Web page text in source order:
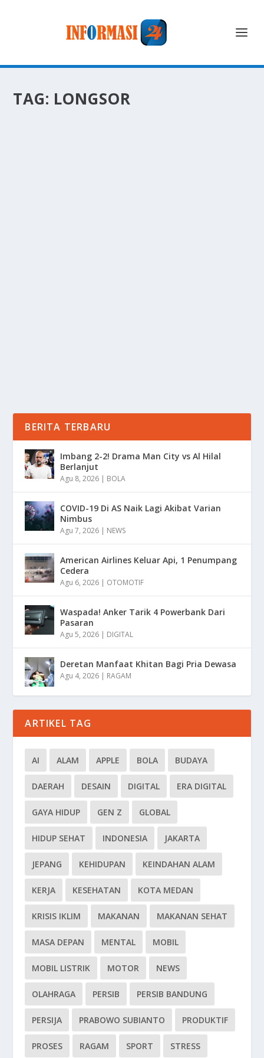
TAG: LONGSOR
BERITA TERBARU
Imbang 2-2! Drama Man City vs Al Hilal
Berlanjut
Agu 8, 2026 | BOLA
COVID-19 Di AS Naik Lagi Akibat Varian
Nimbus
Agu 7, 2026 | NEWS
American Airlines Keluar Api, 1 Penumpang
Cedera
Agu 6, 2026 | OTOMOTIF
Waspada! Anker Tarik 4 Powerbank Dari
Pasaran
Agu 5, 2026 | DIGITAL
Deretan Manfaat Khitan Bagi Pria Dewasa
Agu 4, 2026 | RAGAM
ARTIKEL TAG
AI ALAM APPLE BOLA BUDAYA
DAERAH DESAIN DIGITAL ERA DIGITAL
GAYA HIDUP GEN Z GLOBAL
HIDUP SEHAT INDONESIA JAKARTA
JEPANG KEHIDUPAN KEINDAHAN ALAM
KERJA KESEHATAN KOTA MEDAN
KRISIS IKLIM MAKANAN MAKANAN SEHAT
MASA DEPAN MENTAL MOBIL
MOBIL LISTRIK MOTOR NEWS
OLAHRAGA PERSIB PERSIB BANDUNG
PERSIJA PRABOWO SUBIANTO PRODUKTIF
PROSES RAGAM SPORT STRESS